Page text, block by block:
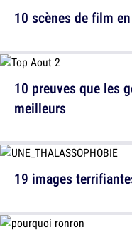
10 scènes de film
19 images
10 preuves que les
meilleurs